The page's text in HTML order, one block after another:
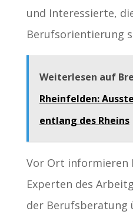
und Interessierte,
Berufsorientierung
Weiterlesen auf
Rheinfelden:
entlang des Rheins
Vor Ort informieren
Experten des
der Berufsberatung